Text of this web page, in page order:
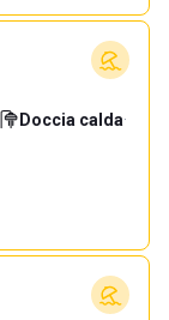
Doccia calda·